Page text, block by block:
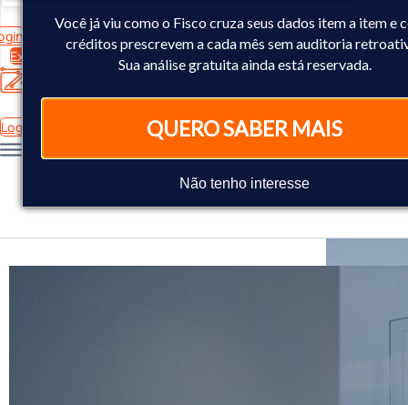
Você já viu como o Fisco cruza seus dados item a item e
créditos prescrevem a cada mês sem auditoria
Sua análise gratuita ainda está reservada.
QUERO SABER MAIS
Não tenho interesse
Experimente Grátis
Login